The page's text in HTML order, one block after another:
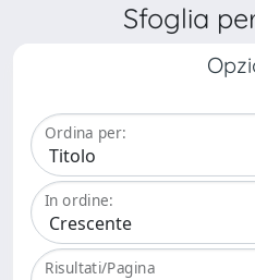
Sfoglia
Ordina per:
In ordine:
Risultati/Pagina